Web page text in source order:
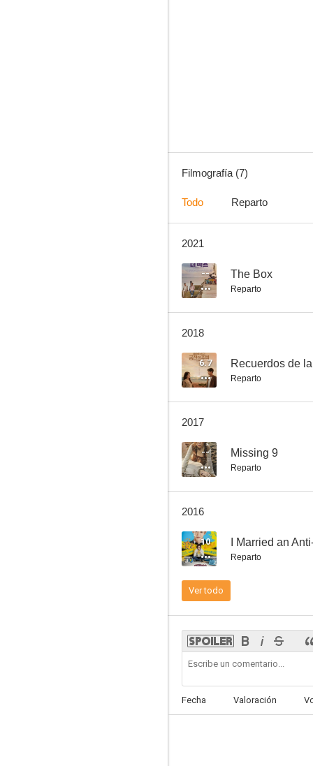
Filmografía (7)
Todo Reparto
2021
-- The Box
Reparto
2018
6.7 Recuerdos de
Reparto
2017
-- Missing 9
Reparto
2016
10 I Married an
Reparto
Ver todo
Fecha Valoración